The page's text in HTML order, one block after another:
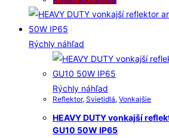
Rýchly náhľad
Rýchly náhľad
Reflektor, Svietidlá, Vonkajšie
HEAVY DUTY vonkajší
GU10 50W IP65